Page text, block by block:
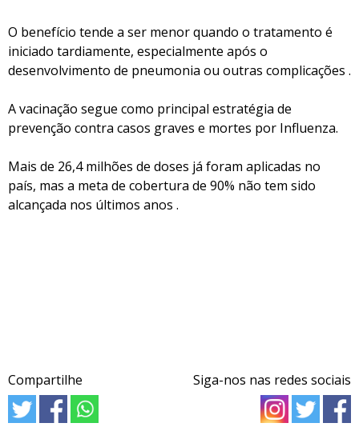
O benefício tende a ser menor quando o tratamento é
iniciado tardiamente, especialmente após o
desenvolvimento de pneumonia ou outras complicações .
A vacinação segue como principal estratégia de
prevenção contra casos graves e mortes por Influenza.
Mais de 26,4 milhões de doses já foram aplicadas no
país, mas a meta de cobertura de 90% não tem sido
alcançada nos últimos anos .
Compartilhe Siga-nos nas redes sociais